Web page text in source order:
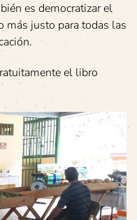
es democratizar el
más justo para todas las
el libro